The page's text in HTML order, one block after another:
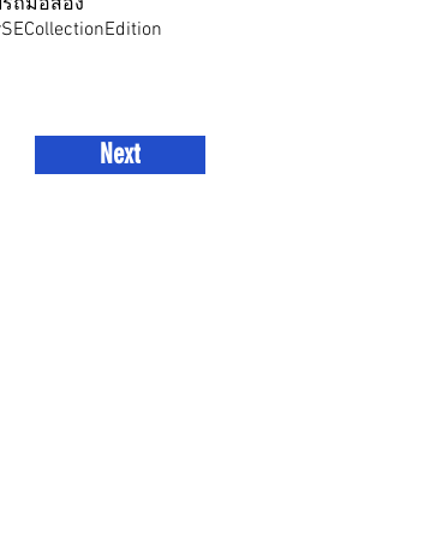
รถมือสอง
Next